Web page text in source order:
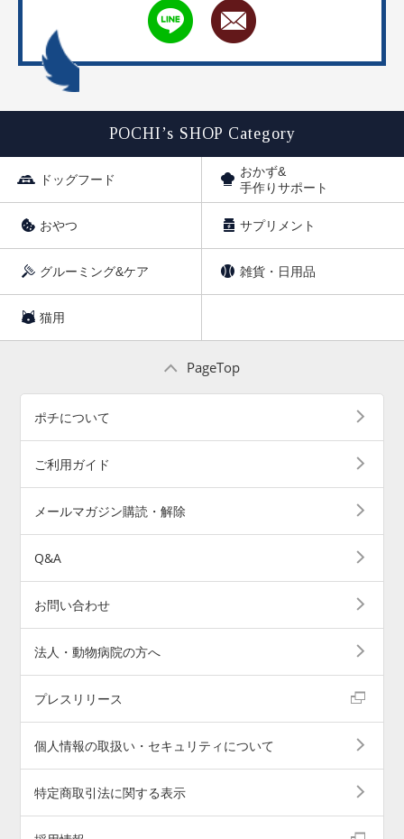
POCHI’s SHOP Category
ドッグフード
おかず&
手作りサポート
おやつ サプリメント
グルーミング&ケア 雑貨・日用品
猫用
PageTop
ポチについて
ご利用ガイド
メールマガジン購読・解除
Q&A
お問い合わせ
法人・動物病院の方へ
プレスリリース
個人情報の取扱い・セキュリティについて
特定商取引法に関する表示